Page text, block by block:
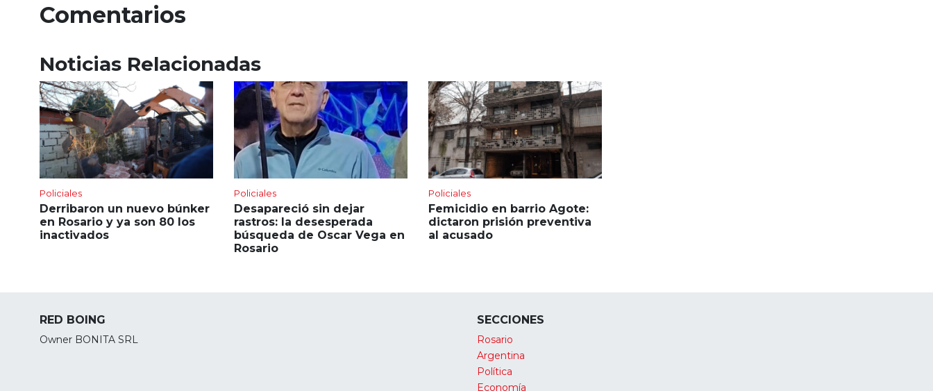
Comentarios
Noticias Relacionadas
Policiales
Derribaron un nuevo búnker
en Rosario y ya son 80 los
inactivados
Policiales
Desapareció sin dejar
rastros: la desesperada
búsqueda de Oscar Vega en
Rosario
Policiales
Femicidio en barrio Agote:
dictaron prisión preventiva
al acusado
RED BOING
Owner BONITA SRL
SECCIONES
Rosario
Argentina
Política
Economía